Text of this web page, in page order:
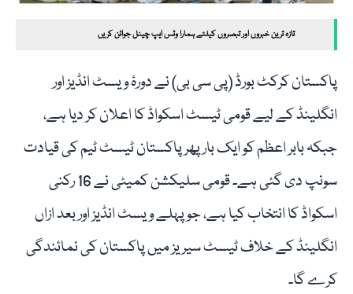
تازہ ترین خبروں اور تبصروں کیلئے ہمارا وٹس ایپ چینل جوائن کریں
پاکستان کرکٹ بورڈ (پی سی بی) نے دورۂ ویسٹ انڈیز اور
انگلینڈ کے لیے قومی ٹیسٹ اسکواڈ کا اعلان کر دیا ہے،
جبکہ بابر اعظم کو ایک بار پھر پاکستان ٹیسٹ ٹیم کی قیادت
سونپ دی گئی ہے۔ قومی سلیکشن کمیٹی نے 16 رکنی
اسکواڈ کا انتخاب کیا ہے، جو پہلے ویسٹ انڈیز اور بعد ازاں
انگلینڈ کے خلاف ٹیسٹ سیریز میں پاکستان کی نمائندگی
کرے گا۔